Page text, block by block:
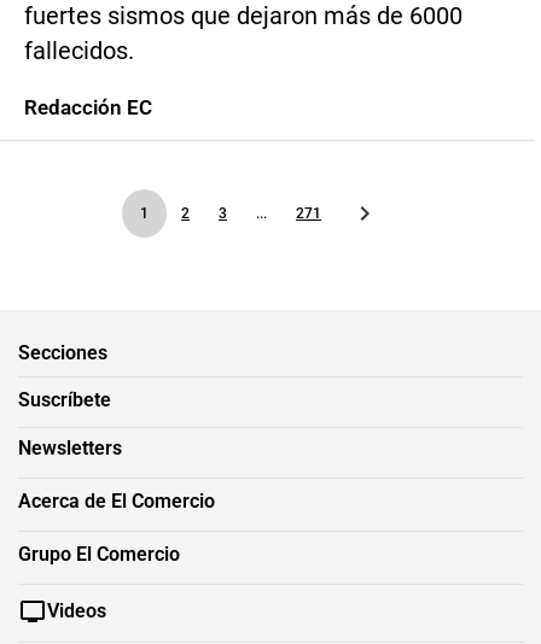
fuertes sismos que dejaron más de 6000
fallecidos.
Redacción EC
1 2 3 ... 271
Secciones
Suscríbete
Newsletters
Acerca de El Comercio
Grupo El Comercio
Videos